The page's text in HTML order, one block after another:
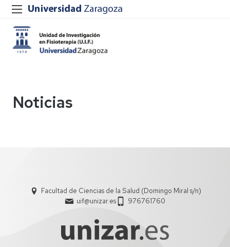
Noticias
Facultad de Ciencias de la Salud (Domingo Miral s/n)
uif@unizar.es
976761760